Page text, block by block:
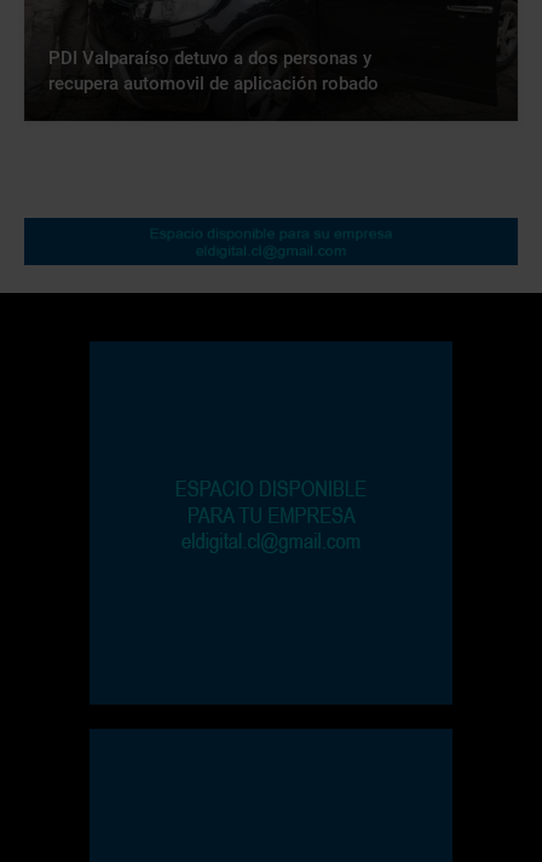
PDI Valparaíso detuvo a dos personas y
recupera automovil de aplicación robado